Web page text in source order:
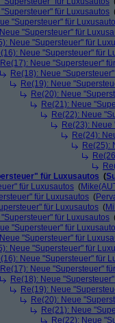
für Luxusautos
"Supersteuer" für
"Supersteuer" für
Neue "Supersteuer" für
Neue "Supersteuer" für
Re(17): Neue "Supersteuer"
Re(18): Neue
Re(19): Neue
Re(20): Neue
Re(21): Neue
Re(22): Neue
Re(23):
Re(24):
Re(25):
für Luxusautos (
für Luxusautos (
für Luxusautos (
für Luxusautos (
für Luxusautos
"Supersteuer" für
"Supersteuer" für
Neue "Supersteuer" für
Neue "Supersteuer" für
Re(17): Neue "Supersteuer"
Re(18): Neue
Re(19): Neue
Re(20): Neue
Re(21): Neue
Re(22): Neue